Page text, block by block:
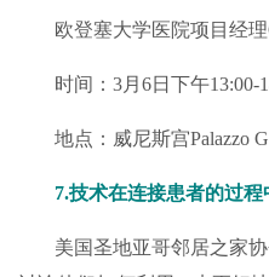
欧登塞大学医院项目经理
时间：3月6日下午13:00-
地点：威尼斯宫Palazzo G
7.技术在连接患者的过
美国圣地亚哥邻居之家